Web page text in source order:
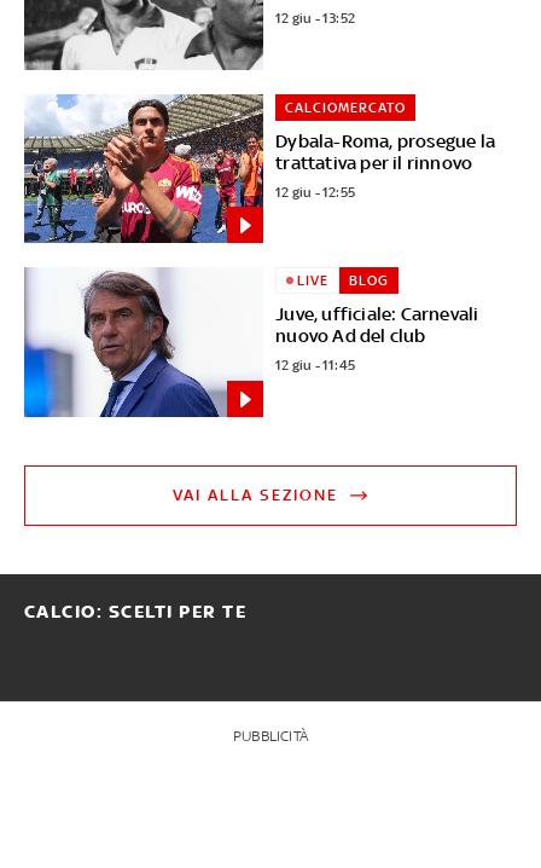
12 giu - 13:52
Dybala-Roma, prosegue la
trattativa per il rinnovo
CALCIOMERCATO
12 giu - 12:55
Juve, ufficiale: Carnevali
nuovo Ad del club
LIVE BLOG
12 giu - 11:45
VAI ALLA SEZIONE
CALCIO: SCELTI PER TE
PUBBLICITÀ